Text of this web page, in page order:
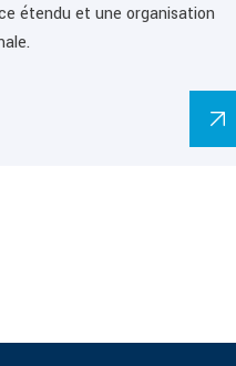
étendu et une organisation